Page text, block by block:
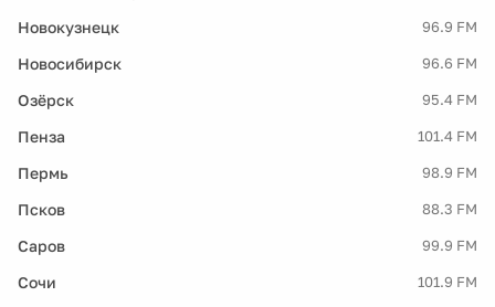
Новокузнецк 96.9 FM
Новосибирск 96.6 FM
Озёрск 95.4 FM
Пенза 101.4 FM
Пермь 98.9 FM
Псков 88.3 FM
Саров 99.9 FM
Сочи 101.9 FM